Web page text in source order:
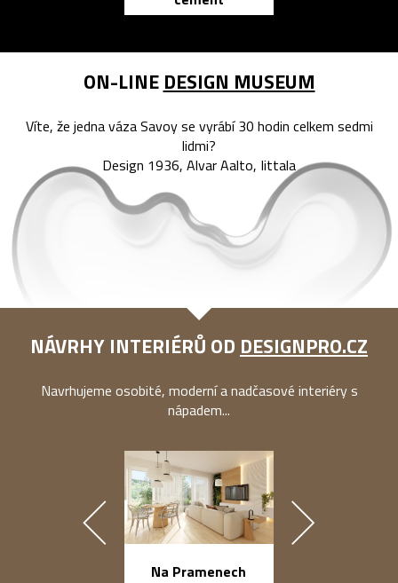
ON-LINE DESIGN MUSEUM
Víte, že jedna váza Savoy se vyrábí 30 hodin celkem sedmi
lidmi?
Design 1936, Alvar Aalto, Iittala
NÁVRHY INTERIÉRŮ OD DESIGNPRO.CZ
Navrhujeme osobité, moderní a nadčasové interiéry s
nápadem...
Na Pramenech